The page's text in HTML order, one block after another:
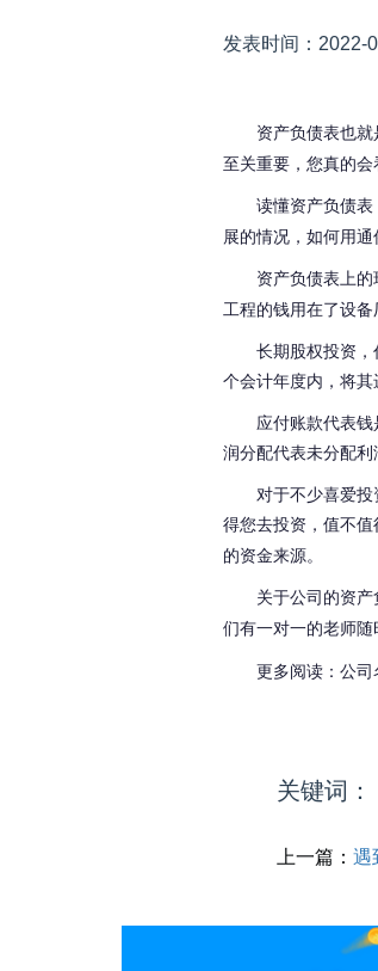
发表时间：2022-
资产负债表也
至关重要，您真的会
读懂资产负债表
展的情况，如何用
资产负债表上的
工程的钱用在了设备
长期股权投资
个会计年度内，将
应付账款代表
润分配代表未分配利
对于不少喜爱
得您去投资，值不
的资金来源。
关于公司的资
们有一对一的老师随
更多阅读：公
关键词：
上一篇： 遇